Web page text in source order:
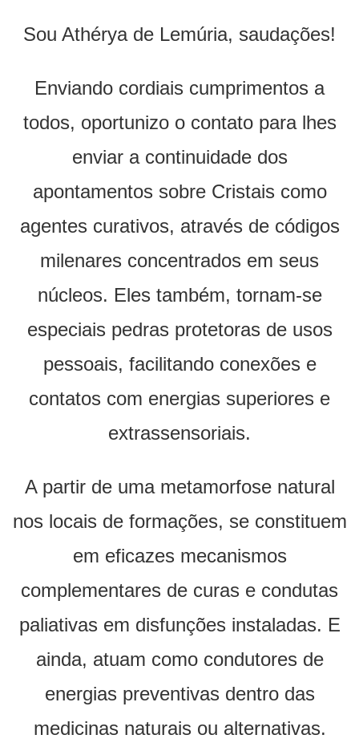
Sou Athérya de Lemúria, saudações!
Enviando cordiais cumprimentos a
todos, oportunizo o contato para lhes
enviar a continuidade dos
apontamentos sobre Cristais como
agentes curativos, através de códigos
milenares concentrados em seus
núcleos. Eles também, tornam-se
especiais pedras protetoras de usos
pessoais, facilitando conexões e
contatos com energias superiores e
extrassensoriais.
A partir de uma metamorfose natural
nos locais de formações, se constituem
em eficazes mecanismos
complementares de curas e condutas
paliativas em disfunções instaladas. E
ainda, atuam como condutores de
energias preventivas dentro das
medicinas naturais ou alternativas.